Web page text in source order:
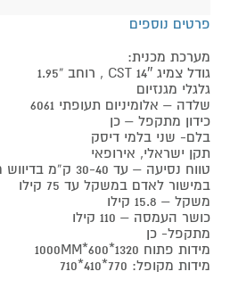
פרטים נוספים
מערכת מכנית:
גודל צמיג 14″ CST , רוחב “1.95
גלגלי מגנזיום
שלדה – אלומיניום תעופתי 6061
כידון מתקפל – כן
בלם- שני בלמי דיסק
תקן ישראלי, אירופאי
טווח נסיעה – עד
במישור לאדם במשקל עד 75 קילו
משקל – 15.8 קילו
כושר העמסה – 110 קילו
מתקפל- כן
מידות פתוח 1320*600*1000MM
מידות מקופל: 770*410*710